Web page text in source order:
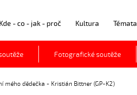
Kde - co - jak - proč Kultura Témata
Fotografické soutěže
mého dědečka - Kristián Bittner (GP-K2)